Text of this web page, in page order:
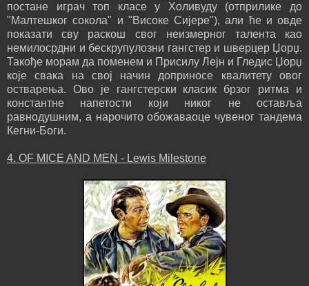
постане играч топ класе у Холивуду (отприлике до
"Малтешког сокола" и "Високе Сијере"), али ће и овде
показати сву раскош свог неизмерног талента као
немилосрдни и бескрупулозни гангстер и шверцер Џорџ.
Такође морам да поменем и Присилу Лејн и Гледис Џорџ
које свака на свој начин доприносе квалитету овог
остварења. Ово је гангстерски класик брзог ритма и
константне напетости који никог не оставља
равнодушним, а нарочито обожаваоце чувеног тандема
Кегни-Боги.
4. OF MICE AND MEN - Lewis Milestone